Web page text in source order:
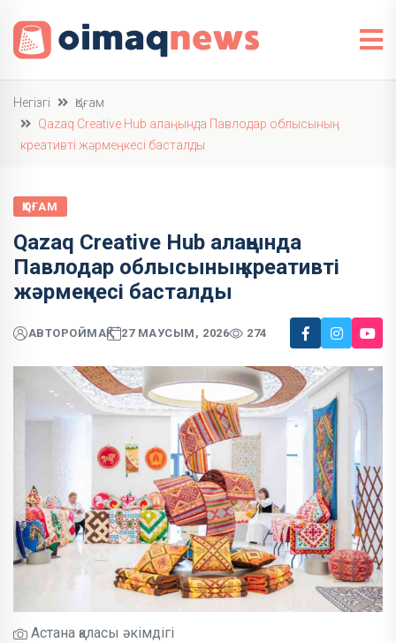
Негізгі
Қоғам
Qazaq Creative Hub алаңында Павлодар облысының
креативті жәрмеңкесі басталды
ҚОҒАМ
Qazaq Creative Hub алаңында
Павлодар облысының креативті
жәрмеңкесі басталды
АВТОРОЙМАҚ 27 МАУСЫМ, 2026 274
Астана қаласы әкімдігі